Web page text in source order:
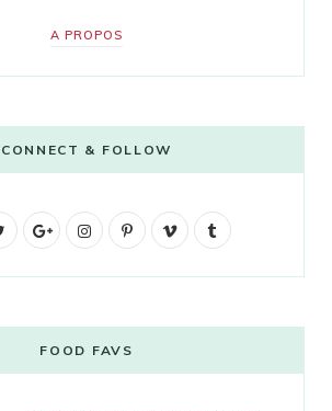
A PROPOS
CONNECT & FOLLOW
t
G
g
l
I
t
a
P
e
V
o
l
FOOD FAVS